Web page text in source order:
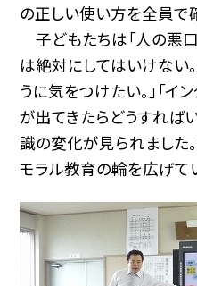
の正しい使い方を全員で
子どもたちは「人の悪
は絶対にしてはいけない
うに気をつけたい。」「
が出てきたらどうすれば
識の変化が見られました
モラル教育の輪を広げて